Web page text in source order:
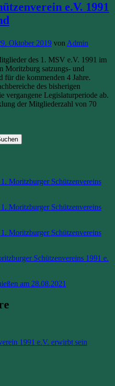
e.V. 1991
Oktober 2019 vonAdmin
des 1. MSV e.V. 1991 im
Moritzburg satzungs- und
für die kommenden 4 Jahre.
des bisherigen
vergangene Legislaturperiode ab.
der Mitgliederzahl von 70
Moritzburger Schützenvereins
Moritzburger Schützenvereins
Moritzburger Schützenvereins
Schützenvereins 1991 e.
am 28.08.2021
1991 e.V. erwirbt sein